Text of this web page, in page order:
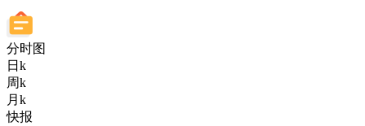
分时图
日k
周k
月k
快报